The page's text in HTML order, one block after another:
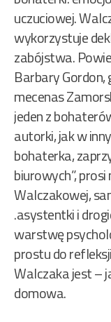
uczuciowej.
wykorzystuje
zabójstwa.
Barbary Gordon,
mecenas
jeden z
autorki, jak w
bohaterka,
biurowych”,
Walczakowej,
.asystentki i
warstwę
prostu do
Walczaka jest –
domowa.